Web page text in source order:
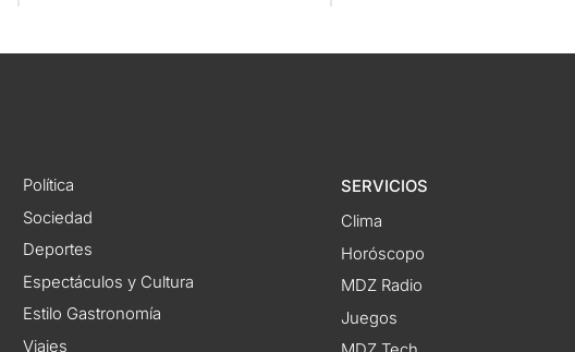
Política
Sociedad
Deportes
Espectáculos y Cultura
Estilo Gastronomía
Viajes
SERVICIOS
Clima
Horóscopo
MDZ Radio
Juegos